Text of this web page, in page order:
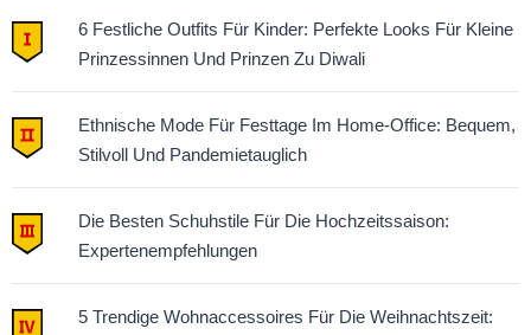
6 Festliche Outfits Für Kinder: Perfekte Looks Für Kleine
Prinzessinnen Und Prinzen Zu Diwali
Ethnische Mode Für Festtage Im Home-Office: Bequem,
Stilvoll Und Pandemietauglich
Die Besten Schuhstile Für Die Hochzeitssaison:
Expertenempfehlungen
5 Trendige Wohnaccessoires Für Die Weihnachtszeit: